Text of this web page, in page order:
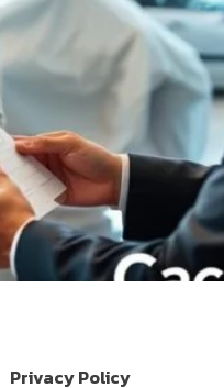
Privacy Policy